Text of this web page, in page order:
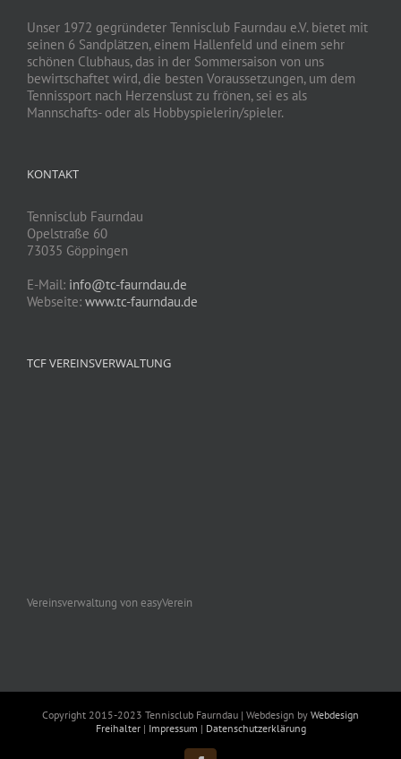
Unser 1972 gegründeter Tennisclub Faurndau e.V. bietet mit
seinen 6 Sandplätzen, einem Hallenfeld und einem sehr
schönen Clubhaus, das in der Sommersaison von uns
bewirtschaftet wird, die besten Voraussetzungen, um dem
Tennissport nach Herzenslust zu frönen, sei es als
Mannschafts- oder als Hobbyspielerin/spieler.
KONTAKT
Tennisclub Faurndau
Opelstraße 60
73035 Göppingen
E-Mail: info@tc-faurndau.de
Webseite: www.tc-faurndau.de
TCF VEREINSVERWALTUNG
Vereinsverwaltung von easyVerein
Copyright 2015-2023 Tennisclub Faurndau | Webdesign by Webdesign
Freihalter| Impressum | Datenschutzerklärung